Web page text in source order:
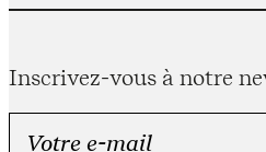
Inscrivez-vous à notre